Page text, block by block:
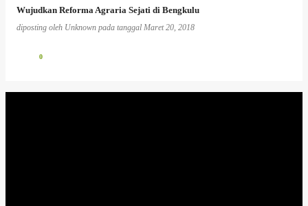
Wujudkan Reforma Agraria Sejati di Bengkulu
diposting oleh Unknown pada tanggal Maret 20, 2018
0